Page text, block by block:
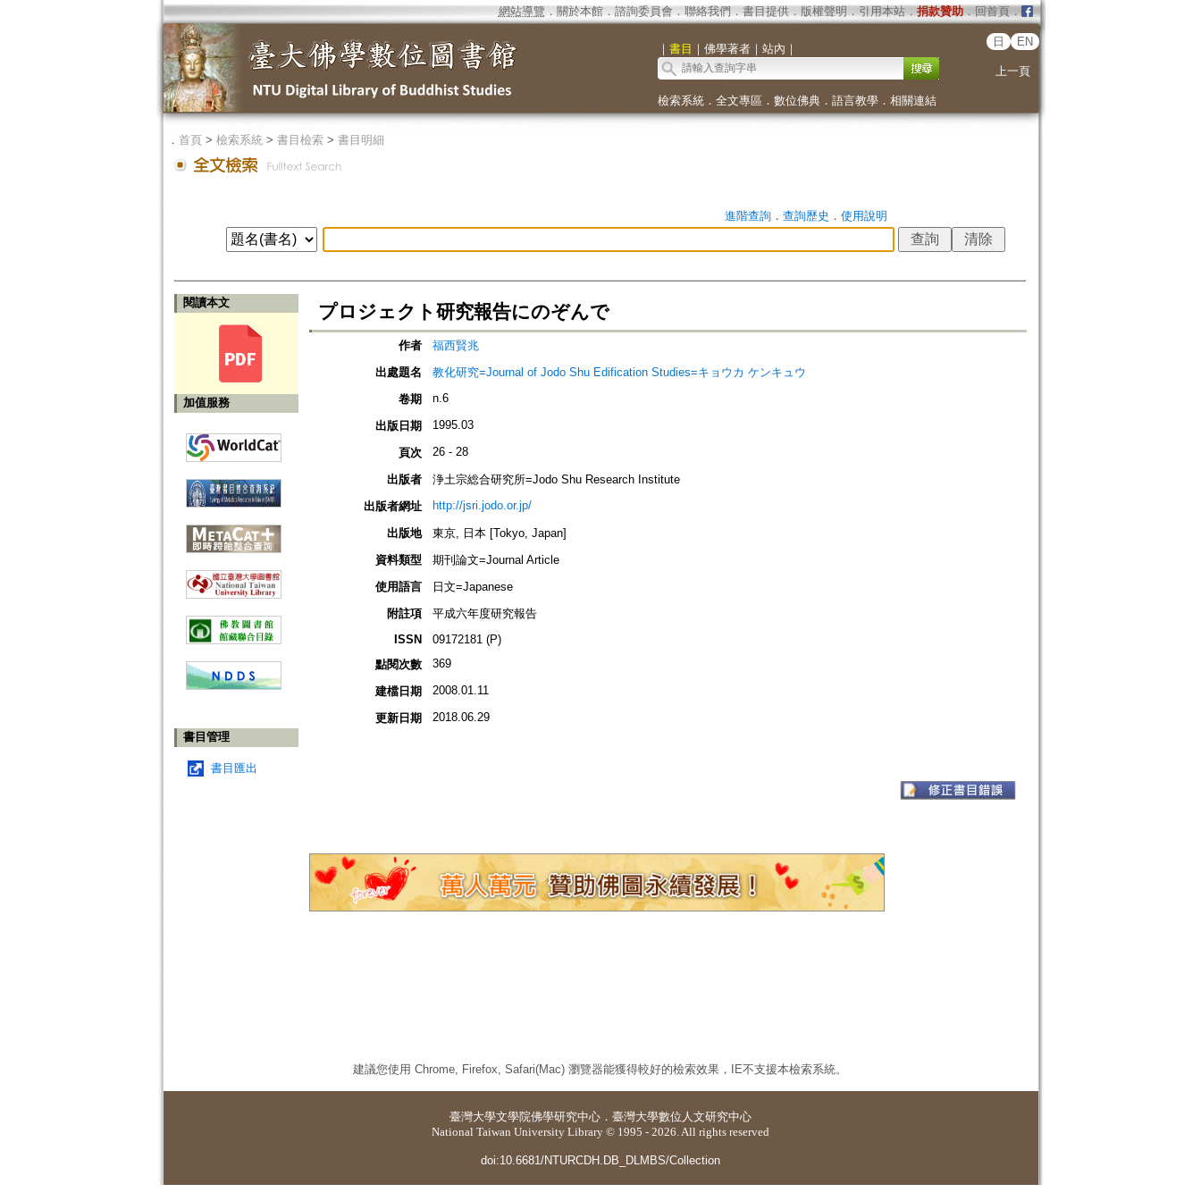
網站導覽 ． 關於本館． 諮詢委員會． 聯絡我們 ． 書目提供． 版權聲明 ． 引用本站． 捐款贊助．回首頁．
｜ 書目 ｜ 佛學著者｜ 站內 ｜
日 EN
上一頁
檢索系統． 全文專區 ． 數位佛典． 語言教學． 相關連結
． 首頁> 檢索系統> 書目檢索> 書目明細
進階查詢． 查詢歷史 ． 使用說明
閱讀本文
加值服務
書目管理
書目匯出
プロジェクト研究報告にのぞんで
作者
福西賢兆
出處題名
教化研究=Journal of Jodo Shu Edification Studies=キョウカ ケンキュウ
卷期
n.6
出版日期 1995.03
頁次 26 - 28
出版者
浄土宗総合研究所=Jodo Shu Research Institute
出版者網址
http://jsri.jodo.or.jp/
出版地
東京, 日本 [Tokyo, Japan]
資料類型
期刊論文=Journal Article
使用語言
日文=Japanese
附註項
平成六年度研究報告
ISSN
09172181 (P)
點閱次數
369
建檔日期 2008.01.11
更新日期 2018.06.29
建議您使用 Chrome, Firefox, Safari(Mac) 瀏覽器能獲得較好的檢索效果，IE不支援本檢索系統。
臺灣大學文學院佛學研究中心 ． 臺灣大學數位人文研究中心
National Taiwan University Library © 1995 - 2026. All rights reserved
doi:10.6681/NTURCDH.DB_DLMBS/Collection